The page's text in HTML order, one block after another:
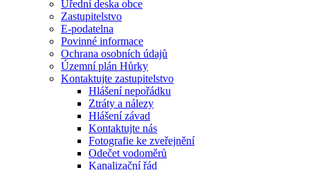
Úřední deska obce
Zastupitelstvo
E-podatelna
Povinné informace
Ochrana osobních údajů
Územní plán Hůrky
Kontaktujte zastupitelstvo
Hlášení nepořádku
Ztráty a nálezy
Hlášení závad
Kontaktujte nás
Fotografie ke zveřejnění
Odečet vodoměrů
Kanalizační řád